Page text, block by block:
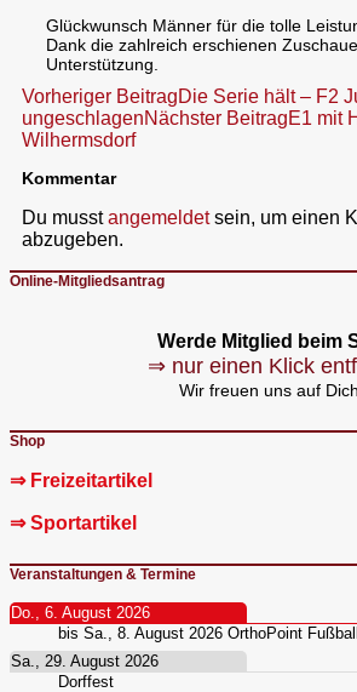
Glückwunsch Männer für die tolle
Dank die zahlreich erschienen
Unterstützung.
Beitragsnavigation
Vorheriger BeitragDie Serie hält – F2
ungeschlagenNächster BeitragE1 mit
Wilhermsdorf
Kommentar
Du musstangemeldetsein, um einen
abzugeben.
Online-Mitgliedsantrag
Werde Mitglied beim
⇒ nur einen Klick
Wir freuen uns auf
Shop
⇒ Freizeitartikel
⇒ Sportartikel
Veranstaltungen & Termine
Do., 6. August 2026
bis Sa., 8. August 2026 OrthoPoint
Sa., 29. August 2026
Dorffest